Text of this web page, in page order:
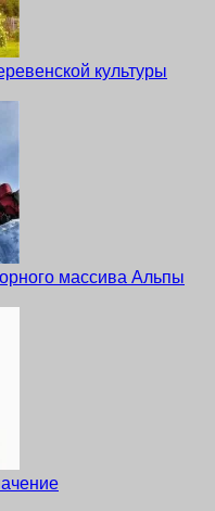
культуры
массива Альпы